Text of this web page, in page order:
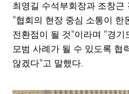
최영길 수석부회장과 조창근
"협회의 현장 중심 소통이 한
전환점이 될 것"이라며 "경기
모범 사례가 될 수 있도록 협
않겠다"고 말했다.